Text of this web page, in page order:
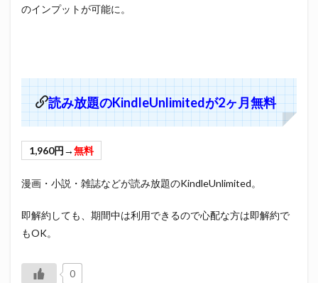
のインプットが可能に。
読み放題のKindleUnlimitedが2ヶ月無料
1,960円→無料
漫画・小説・雑誌などが読み放題のKindleUnlimited。
即解約しても、期間中は利用できるので心配な方は即解約で
もOK。
0